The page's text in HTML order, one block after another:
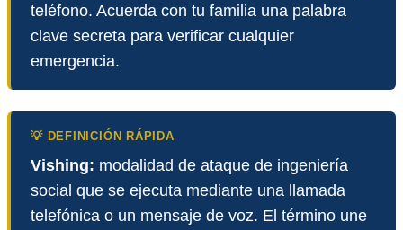
teléfono. Acuerda con tu familia una palabra
clave secreta para verificar cualquier
emergencia.
💡 DEFINICIÓN RÁPIDA
Vishing: modalidad de ataque de ingeniería
social que se ejecuta mediante una llamada
telefónica o un mensaje de voz. El término une